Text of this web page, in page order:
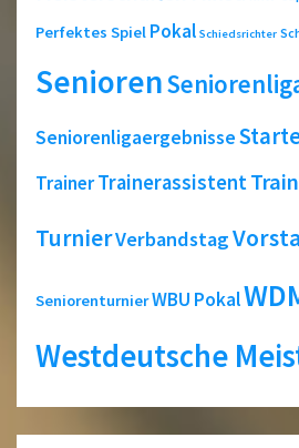
Perfektes Spiel Pokal Schiedsrichter
Senioren
Seniorenligaergebnisse
TrainerTrainerassistent
TurnierVerbandstag
SeniorenturnierWBU Pokal
Westdeutsche